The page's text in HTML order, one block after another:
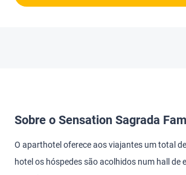
Sobre o Sensation Sagrada
O aparthotel oferece aos viajantes um total
hotel os hóspedes são acolhidos num hall de